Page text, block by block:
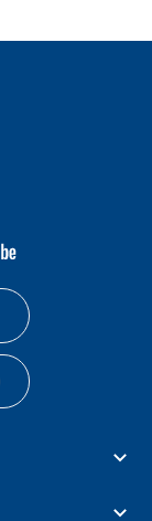
youtube-